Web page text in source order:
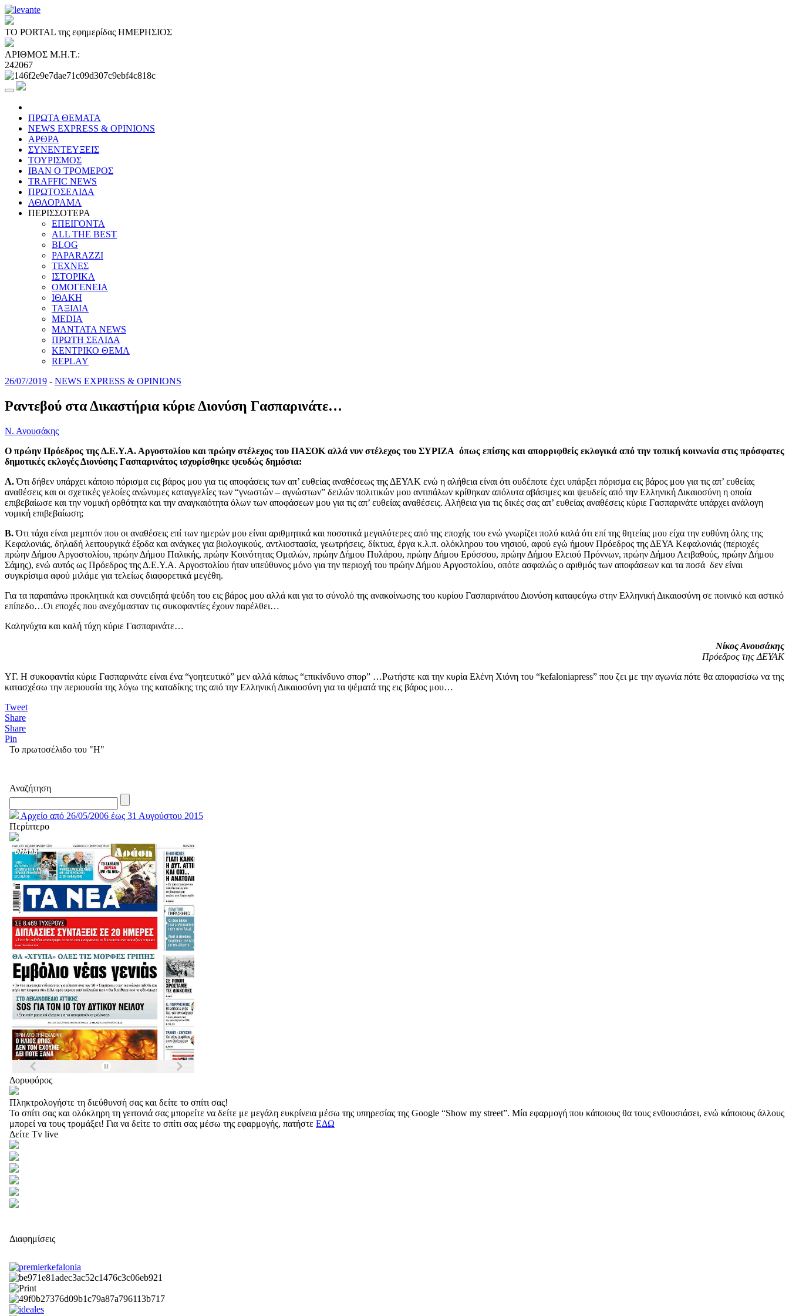
ΤΟ PORTAL της εφημερίδας ΗΜΕΡΗΣΙΟΣ
ΑΡΙΘΜΟΣ Μ.Η.Τ.:
242067
ΠΡΩΤΑ ΘΕΜΑΤΑ
NEWS EXPRESS & OPINIONS
ΑΡΘΡΑ
ΣΥΝΕΝΤΕΥΞΕΙΣ
ΤΟΥΡΙΣΜΟΣ
ΙΒΑΝ Ο ΤΡΟΜΕΡΟΣ
TRAFFIC NEWS
ΠΡΩΤΟΣΕΛΙΔΑ
ΑΘΛΟΡΑΜΑ
ΠΕΡΙΣΣΟΤΕΡΑ
ΕΠΕΙΓΟΝΤΑ
ALL THE BEST
BLOG
PAPARAZZI
ΤΕΧΝΕΣ
ΙΣΤΟΡΙΚΑ
ΟΜΟΓΕΝΕΙΑ
ΙΘΑΚΗ
ΤΑΞΙΔΙΑ
MEDIA
MANTATA NEWS
ΠΡΩΤΗ ΣΕΛΙΔΑ
ΚΕΝΤΡΙΚΟ ΘΕΜΑ
REPLAY
26/07/2019 - NEWS EXPRESS & OPINIONS
Ραντεβού στα Δικαστήρια κύριε Διονύση Γασπαρινάτε…
Ν. Ανουσάκης
Ο πρώην Πρόεδρος της Δ.Ε.Υ.Α. Αργοστολίου και πρώην στέλεχος του ΠΑΣΟΚ αλλά νυν στέλεχος του ΣΥΡΙΖΑ όπως επίσης και απορριφθείς εκλογικά από την τοπική κοινωνία στις πρόσφατες
δημοτικές εκλογές Διονύσης Γασπαρινάτος ισχυρίσθηκε ψευδώς δημόσια:
Α.Ότι δήθεν υπάρχει κάποιο πόρισμα εις βάρος μου για τις αποφάσεις των απ’ ευθείας αναθέσεως της ΔΕΥΑΚ ενώ η αλήθεια είναι ότι ουδέποτε έχει υπάρξει πόρισμα εις βάρος μου για τις απ’ ευθείας
αναθέσεις και οι σχετικές γελοίες ανώνυμες καταγγελίες των “γνωστών – αγνώστων” δειλών πολιτικών μου αντιπάλων κρίθηκαν απόλυτα αβάσιμες και ψευδείς από την Ελληνική Δικαιοσύνη η οποία
επιβεβαίωσε και την νομική ορθότητα και την αναγκαιότητα όλων των αποφάσεων μου για τις απ’ ευθείας αναθέσεις. Αλήθεια για τις δικές σας απ’ ευθείας αναθέσεις κύριε Γασπαρινάτε υπάρχει ανάλογη
νομική επιβεβαίωση;
Β.Ότι τάχα είναι μεμπτόν που οι αναθέσεις επί των ημερών μου είναι αριθμητικά και ποσοτικά μεγαλύτερες από της εποχής του ενώ γνωρίζει πολύ καλά ότι επί της θητείας μου είχα την ευθύνη όλης της
Κεφαλονιάς, δηλαδή λειτουργικά έξοδα και ανάγκες για βιολογικούς, αντλιοστασία, γεωτρήσεις, δίκτυα, έργα κ.λ.π. ολόκληρου του νησιού, αφού εγώ ήμουν Πρόεδρος της ΔΕΥΑ Κεφαλονιάς (περιοχές
πρώην Δήμου Αργοστολίου, πρώην Δήμου Παλικής, πρώην Κοινότητας Ομαλών, πρώην Δήμου Πυλάρου, πρώην Δήμου Ερύσσου, πρώην Δήμου Ελειού Πρόννων, πρώην Δήμου Λειβαθούς, πρώην Δήμου
Σάμης), ενώ αυτός ως Πρόεδρος της Δ.Ε.Υ.Α. Αργοστολίου ήταν υπεύθυνος μόνο για την περιοχή του πρώην Δήμου Αργοστολίου, οπότε ασφαλώς ο αριθμός των αποφάσεων και τα ποσά δεν είναι
συγκρίσιμα αφού μιλάμε για τελείως διαφορετικά μεγέθη.
Για τα παραπάνω προκλητικά και συνειδητά ψεύδη του εις βάρος μου αλλά και για το σύνολό της ανακοίνωσης του κυρίου Γασπαρινάτου Διονύση καταφεύγω στην Ελληνική Δικαιοσύνη σε ποινικό και αστικό
επίπεδο…Οι εποχές που ανεχόμασταν τις συκοφαντίες έχουν παρέλθει…
Καληνύχτα και καλή τύχη κύριε Γασπαρινάτε…
Νίκος Ανουσάκης
Πρόεδρος της ΔΕΥΑΚ
ΥΓ. Η συκοφαντία κύριε Γασπαρινάτε είναι ένα “γοητευτικό” μεν αλλά κάπως “επικίνδυνο σπορ” …Ρωτήστε και την κυρία Ελένη Χιόνη του “kefaloniapress” που ζει με την αγωνία πότε θα αποφασίσω να της
κατασχέσω την περιουσία της λόγω της καταδίκης της από την Ελληνική Δικαιοσύνη για τα ψέματά της εις βάρος μου…
Tweet
Share
Share
Pin
Το πρωτοσέλιδο του "Η"
Αναζήτηση
Αρχείο από 26/05/2006 έως 31 Αυγούστου 2015
Περίπτερο
Δορυφόρος
Πληκτρολογήστε τη διεύθυνσή σας και δείτε το σπίτι σας!
Το σπίτι σας και ολόκληρη τη γειτονιά σας μπορείτε να δείτε με μεγάλη ευκρίνεια μέσω της υπηρεσίας της Google “Show my street”. Μία εφαρμογή που κάποιους θα τους ενθουσιάσει, ενώ κάποιους άλλους
μπορεί να τους τρομάξει! Για να δείτε το σπίτι σας μέσω της εφαρμογής, πατήστε ΕΔΩ
Δείτε Tv live
Διαφημίσεις